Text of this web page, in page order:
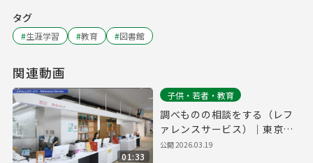
タグ
#生涯学習 #教育 #図書館
関連動画
01:33
子供・若者・教育
調べものの相談をする（レフ
ァレンスサービス）｜東京都
立多摩図書館利用案内#6
公開2026.03.19